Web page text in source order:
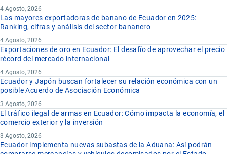
4 Agosto, 2026
Las mayores exportadoras de banano de Ecuador en 2025:
Ranking, cifras y análisis del sector bananero
4 Agosto, 2026
Exportaciones de oro en Ecuador: El desafío de aprovechar el precio
récord del mercado internacional
4 Agosto, 2026
Ecuador y Japón buscan fortalecer su relación económica con un
posible Acuerdo de Asociación Económica
3 Agosto, 2026
El tráfico ilegal de armas en Ecuador: Cómo impacta la economía, el
comercio exterior y la inversión
3 Agosto, 2026
Ecuador implementa nuevas subastas de la Aduana: Así podrán